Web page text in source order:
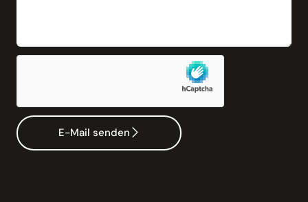
E-Mail senden